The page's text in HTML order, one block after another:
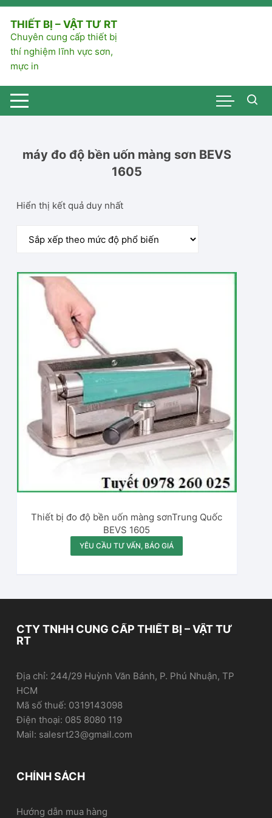
Chuyển
nội
dung
THIẾT BỊ – VẬT TƯ RT
Chuyên cung cấp thiết bị
thí nghiệm lĩnh vực sơn,
mực in
máy đo độ bền uốn màng sơn BEVS
1605
Hiển thị kết quả duy nhất
Thiết bị đo độ bền uốn màng sơnTrung Quốc
BEVS 1605
YÊU CẦU TƯ VẤN, BÁO GIÁ
CTY TNHH CUNG CẤP THIẾT BỊ – VẬT TƯ
RT
Địa chỉ: 244/29 Huỳnh Văn Bánh, P. Phú Nhuận, TP
HCM
Mã số thuế: 0319143098
Điện thoại: 085 8080 119
Mail: salesrt23@gmail.com
CHÍNH SÁCH
Hướng dẫn mua hàng